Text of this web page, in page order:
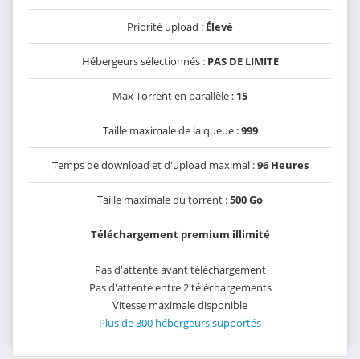
Priorité upload : Élevé
Hébergeurs sélectionnés : PAS DE LIMITE
Max Torrent en parallèle : 15
Taille maximale de la queue :999
Temps de download et d'upload maximal :96 Heures
Taille maximale du torrent :500 Go
Téléchargement premium illimité
Pas d'attente avant téléchargement
Pas d'attente entre 2 téléchargements
Vitesse maximale disponible
Plus de 300 hébergeurs supportés